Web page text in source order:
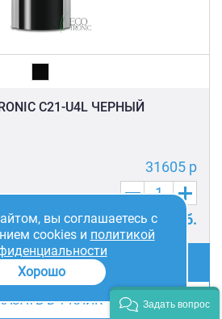
C21-U4L ЧЕРНЫЙ
31605 р
31605 руб.
В КОРЗИНУ
В 1 КЛИК
вы соглашаетесь с
cookies и политикой
Хорошо
Задать вопрос